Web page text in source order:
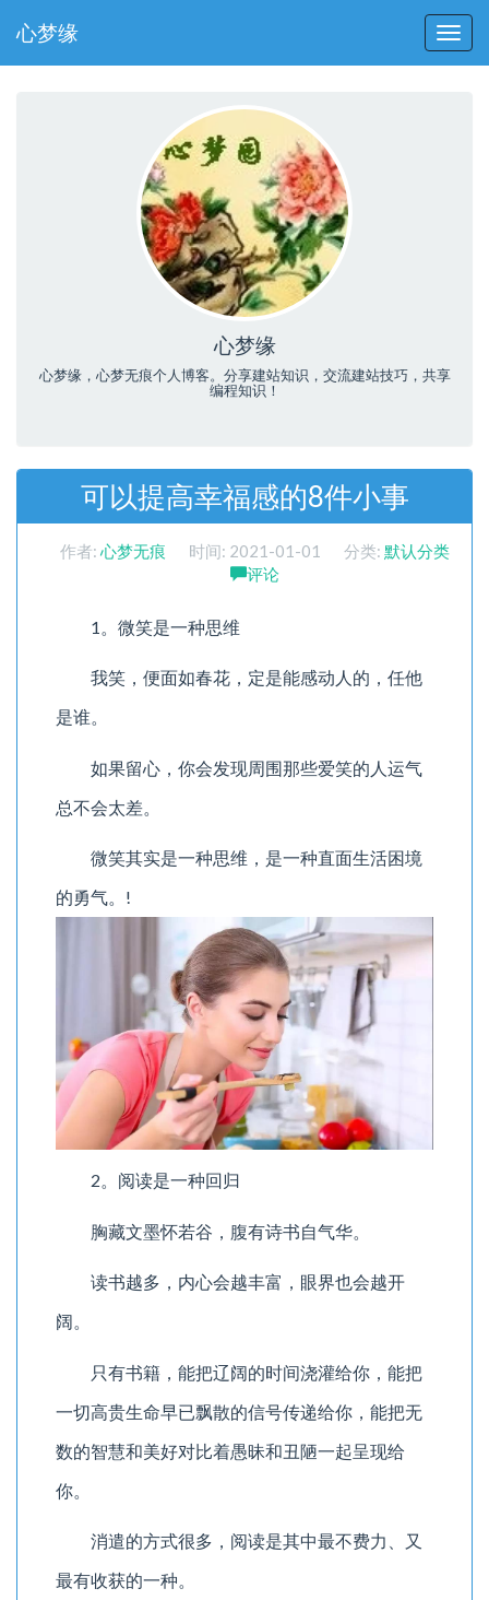
切
换
心梦缘
心梦缘
心梦缘，心梦无痕个人博客。分享建站知识，交流建站技巧，共享
编程知识！
可以提高幸福感的8件小事
作者: 心梦无痕 时间: 2021-01-01 分类: 默认分类
评论
1。微笑是一种思维
我笑，便面如春花，定是能感动人的，任他
是谁。
如果留心，你会发现周围那些爱笑的人运气
总不会太差。
微笑其实是一种思维，是一种直面生活困境
的勇气。!
2。阅读是一种回归
胸藏文墨怀若谷，腹有诗书自气华。
读书越多，内心会越丰富，眼界也会越开
阔。
只有书籍，能把辽阔的时间浇灌给你，能把
一切高贵生命早已飘散的信号传递给你，能把无
数的智慧和美好对比着愚昧和丑陋一起呈现给
你。
消遣的方式很多，阅读是其中最不费力、又
最有收获的一种。